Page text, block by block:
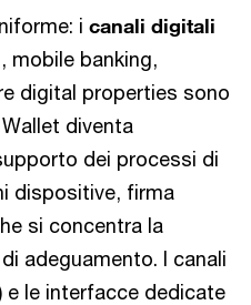
i canali digitali
mobile banking,
digital properties sono
diventa
dei processi di
dispositive, firma
si concentra la
adeguamento. I canali
e le interfacce dedicate